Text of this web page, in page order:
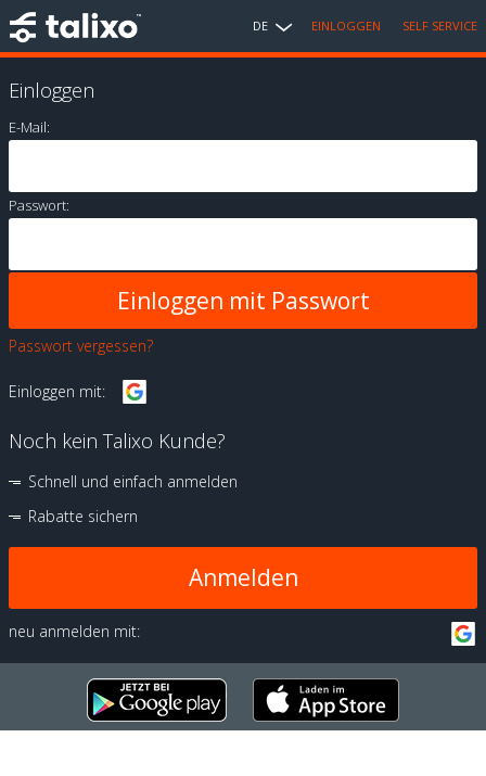
DE EINLOGGEN SELF SERVICE
Einloggen
E-Mail:
Passwort:
Passwort vergessen?
Einloggen mit:
Noch kein Talixo Kunde?
Schnell und einfach anmelden
Rabatte sichern
Anmelden
neu anmelden mit: